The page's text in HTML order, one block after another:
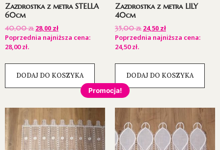
Zazdrostka z metra STELLA
60cm
40,00zł 28,00 zł
Poprzednia najniższa cena:
28,00zł.
DODAJ DO KOSZYKA
Zazdrostka z metra LILY
40cm
35,00zł 24,50 zł
Poprzednia najniższa cena:
24,50zł.
DODAJ DO KOSZYKA
Promocja!